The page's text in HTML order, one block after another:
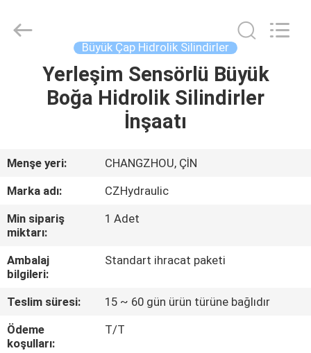
EVDE
VIDEOLAR
HAKKIMIZDA
FABRIKA
TURU
KALITE
EQUIPMENT
CO.,LTD.
Büyük Çap Hidrolik Silindirler
Yerleşim Sensörlü Büyük
Boğa Hidrolik Silindirler
İnşaatı
Menşe yeri:
CHANGZHOU, ÇİN
Marka adı:
CZHydraulic
Min sipariş
miktarı:
1 Adet
Ambalaj
bilgileri:
Standart ihracat paketi
Teslim süresi:
15 ~ 60 gün ürün türüne bağlıdır
Ödeme
koşulları:
T/T